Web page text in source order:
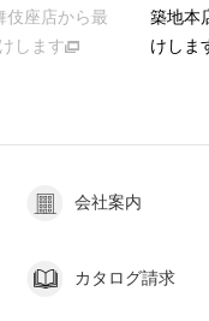
伎座店から最
します
築地本
けしま
会社案内
カタログ請求